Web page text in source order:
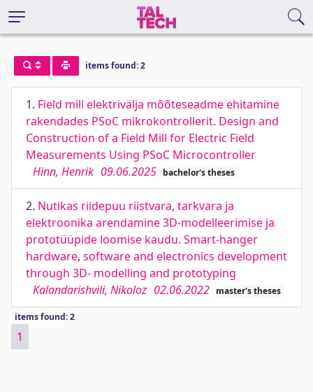
items found: 2
1. Field mill elektrivälja mõõteseadme ehitamine
rakendades PSoC mikrokontrollerit. Design and
Construction of a Field Mill for Electric Field
Measurements Using PSoC Microcontroller
Hinn, Henrik 09.06.2025 bachelor's theses
2. Nutikas riidepuu riistvara, tarkvara ja
elektroonika arendamine 3D-modelleerimise ja
prototüüpide loomise kaudu. Smart-hanger
hardware, software and electronics development
through 3D- modelling and prototyping
Kalandarishvili, Nikoloz 02.06.2022 master's theses
items found: 2
1